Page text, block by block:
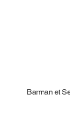
Barman et